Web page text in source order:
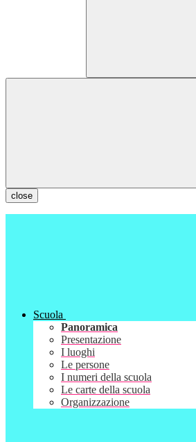
close
Scuola
Panoramica
Presentazione
I luoghi
Le persone
I numeri della scuola
Le carte della scuola
Organizzazione